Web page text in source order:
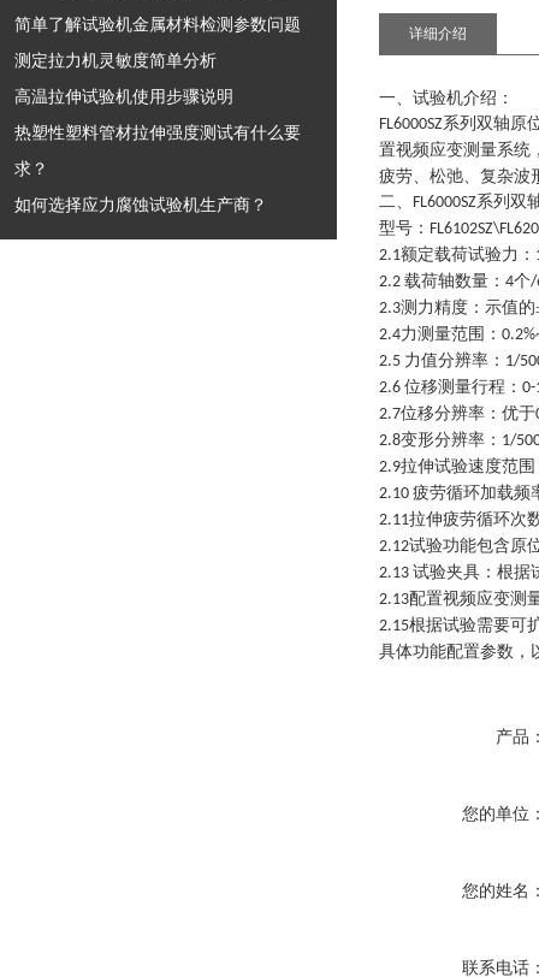
简单了解试验机金属材料检测参数问题
测定拉力机灵敏度简单分析
高温拉伸试验机使用步骤说明
热塑性塑料管材拉伸强度测试有什么要
求？
如何选择应力腐蚀试验机生产商？
详细介绍
一、试验机介绍：
FL6000SZ系列 双轴原
置视频应变测量系统
疲劳、松弛、复杂波
二、 FL6000SZ系列 双
型号：
2.1额定载荷试验力：
2.2 载荷轴数量： 4个/
2.3测力精度：示值的
2.4力测量范围：
2.5 力值分辨率： 1/
2.6 位移测量行程： 0-
2.7位移分辨率：优于
2.8变形分辨率： 1/
2.9拉伸试验速度范围
2.10 疲劳循环加载频
2.11拉伸疲劳循环次
2.12试验功能包含原
2.13 试验夹具：根据
2.13配置视频应变测
2.15根据试验需要可
具体功能配置参数，
产品
您的单位
您的姓名
联系电话